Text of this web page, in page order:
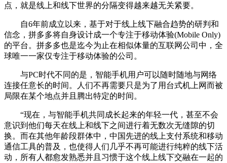
点，就是线上和线下世界的分隔变得越来越无关紧要。
自6年前成立以来，基于对于线上线下融合趋势的研判和
信念，拼多多将自身设计成一个专注于移动体验(Mobile Only)
的平台。拼多多也是迄今为止在相似体量的互联网公司中，全
球唯一一家仅专注于移动体验的公司。
与PC时代不同的是，智能手机用户可以随时随地与网络
连接任意长的时间。人们不再需要只是为了用台式机上网而被
局限在某个地点并且腾出特定的时间。
“现在，与智能手机共同成长起来的年轻一代，甚至不会
意识到他们每天在线上和线下之间进行着无数次无缝隙的切
换。而在其他年龄段群体中，中国先进的线上支付系统和移动
通信工具的普及，也使得人们几乎不再可能进行纯粹的线下活
动，所有人都愈发熟悉并且习惯于这个线上线下交融在一起的